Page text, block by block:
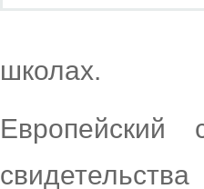
школах.